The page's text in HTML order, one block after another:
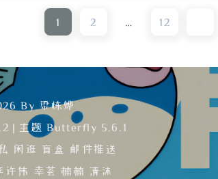
》等热门作品，也不了解
硬件知识十分陌生。当作
等令人哭笑不得的问
架构、SoC 芯片与统一内
机一样”的理解收尾。文
话，生动描绘了数字时代
游戏文化上的巨大差
1 2 12
By 梁栋烨
| 主题Butterfly 5.6.1
闲逛 盲盒
邮件推送
许伟 幸荟 楠楠 清沫